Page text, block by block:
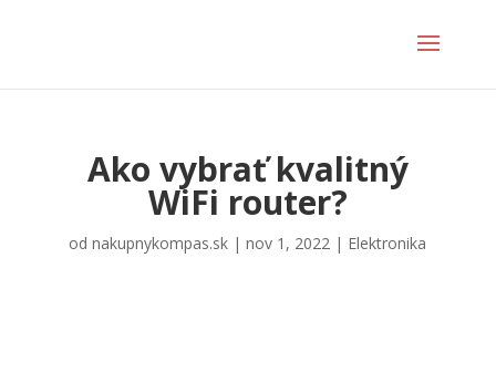
Ako vybrať kvalitný
WiFi router?
odnakupnykompas.sk |nov 1, 2022 | Elektronika